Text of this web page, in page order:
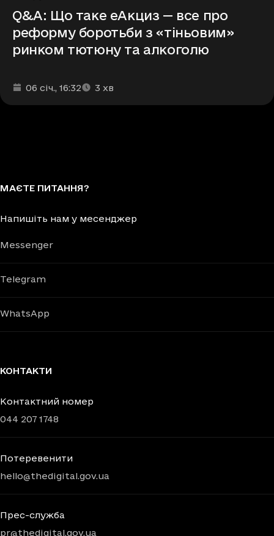
Q&A: Що таке еАкциз — все про
реформу боротьби з «тіньовим»
ринком тютюну та алкоголю
Дата та час публікації
06 січ., 16:32
Час читання: 3 хв
МАЄТЕ ПИТАННЯ?
Напишіть нам у месенджер
Messenger
Telegram
WhatsApp
КОНТАКТИ
Контактний номер
044 207 1748
Потеревенити
hello@thedigital.gov.ua
Прес-служба
pr@thedigital.gov.ua